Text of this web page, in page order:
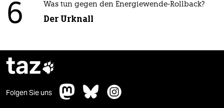
6 Was tun gegen den Energiewende-Rollback?
Der Urknall
taz
Folgen Sie uns